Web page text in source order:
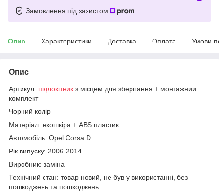
Замовлення під захистом
Опис Характеристики Доставка Оплата Умови
Опис
Артикул: підлокітник з місцем для зберігання + монтажний
комплект
Чорний колір
Матеріал: екошкіра + ABS пластик
Автомобіль: Opel Corsa D
Рік випуску: 2006-2014
Виробник: заміна
Технічний стан: товар новий, не був у використанні, без
пошкоджень та пошкоджень